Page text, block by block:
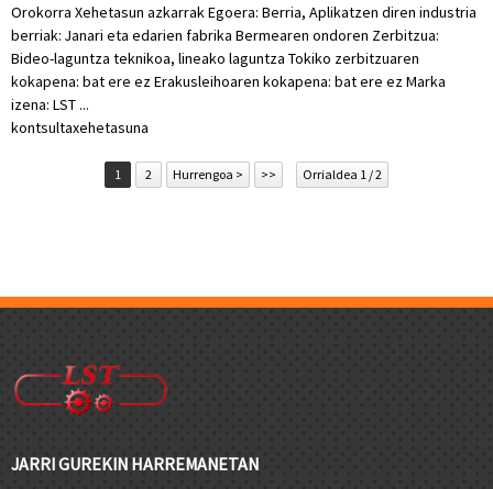
Orokorra Xehetasun azkarrak Egoera: Berria, Aplikatzen diren industria
berriak: Janari eta edarien fabrika Bermearen ondoren Zerbitzua:
Bideo-laguntza teknikoa, lineako laguntza Tokiko zerbitzuaren
kokapena: bat ere ez Erakusleihoaren kokapena: bat ere ez Marka
izena: LST ...
kontsultaxehetasuna
1 2 Hurrengoa > >> Orrialdea 1 / 2
JARRI GUREKIN HARREMANETAN